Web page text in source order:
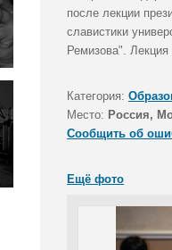
после лекции
славистики
Ремизова".
Категория:
Место: Россия,
Сообщить об
Ещё фото